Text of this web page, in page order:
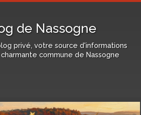
de Nassogne
privé, votre source d'informations
commune de Nassogne